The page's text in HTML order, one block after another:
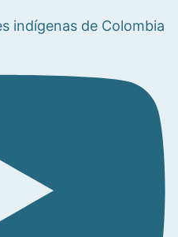
indígenas de Colombia